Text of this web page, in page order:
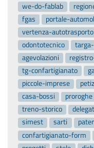
we-do-fablab
fgas
portale-
vertenza-autotrasporto
odontotecnico
agevolazioni
tg-confartigianato
piccole-imprese
casa-bossi
proroghe
treno-storico
simest
sarti
confartigianato-form